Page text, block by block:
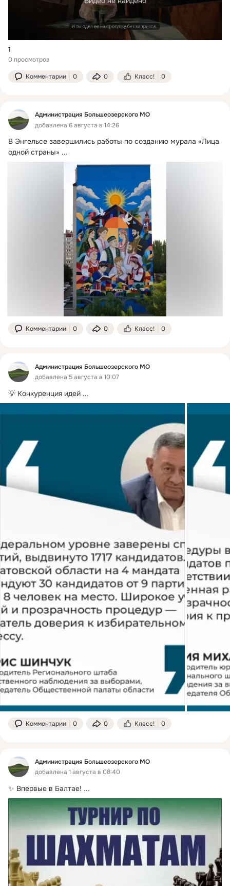
1
0 просмотров
Комментарии 0 0 Класс! 0
Администрация Большеозерского МО
добавлена 6 августа в 14:26
В Энгельсе завершились работы по созданию мурала «Лица
одной страны» ...
Комментарии 0 0 Класс! 0
Администрация Большеозерского МО
добавлена 5 августа в 10:07
💡 Конкуренция идей ...
Комментарии 0 0 Класс! 0
Администрация Большеозерского МО
добавлена 1 августа в 08:40
✨ Впервые в Балтае! ...